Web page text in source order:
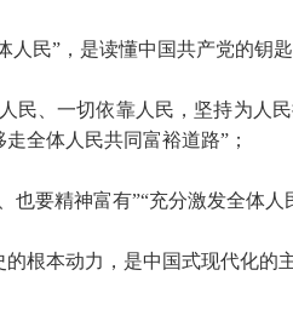
民”，是读懂中国共产党的钥
、一切依靠人民，坚持为人民
全体人民共同富裕道路”；
要精神富有”“充分激发全体人
根本动力，是中国式现代化的